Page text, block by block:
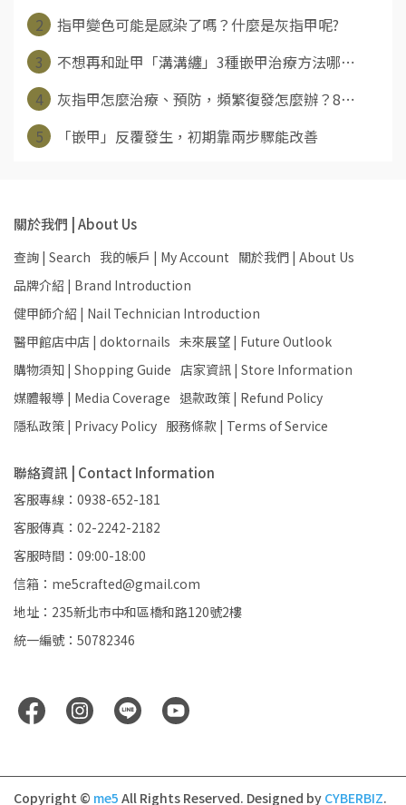
2
指甲變色可能是感染了嗎？什麼是灰指甲呢?
3
不想再和趾甲「溝溝纏」3種嵌甲治療方法哪⋯
4
灰指甲怎麼治療、預防，頻繁復發怎麼辦？8⋯
5
「嵌甲」反覆發生，初期靠兩步驟能改善
關於我們 | About Us
查詢 | Search 我的帳戶 | My Account 關於我們 | About Us
品牌介紹 | Brand Introduction
健甲師介紹 | Nail Technician Introduction
醫甲館店中店 | doktornails 未來展望 | Future Outlook
購物須知 | Shopping Guide 店家資訊 | Store Information
媒體報導 | Media Coverage 退款政策 | Refund Policy
隱私政策 | Privacy Policy 服務條款 | Terms of Service
聯絡資訊 | Contact Information
客服專線：0938-652-181
客服傳真：02-2242-2182
客服時間：09:00-18:00
信箱：me5crafted@gmail.com
地址：235新北市中和區橋和路120號2樓
統一編號：50782346
Copyright © me5 All Rights Reserved. Designed by CYBERBIZ.